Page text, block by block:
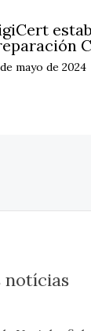
mayo de 2024
notícias